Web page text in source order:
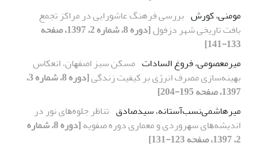
مومنی، کورش بررسی فرهنگ عاشورایی در مراکز تجمع
بافت تاریخی شهر دزفول
[دوره 8، شماره 2، 1397، صفحه
133-141]
میرمعصومی، فروغ السادات ﻣﺴﮑﻦ ﺳﺒﺰ اﺻﻔﻬﺎن، اﻧﻌﮑﺎس
ﺑﻬﯿﻨﻪﺳﺎزی ﻣﺼﺮف اﻧﺮژی ﺑﺮ ﮐﯿﻔﯿﺖ زﻧﺪﮔﯽ
[دوره 8، شماره 3،
1397، صفحه 195-204]
میرهاشمی‌نسب‌آستانه، سیدصادق ﺗﻨﺎﻇﺮ ﺟﻠﻮهﻫﺎی ﻧﻮر در
اﻧدیشهﻫﺎی ﺳﻬﺮوردی و ﻣﻌﻤﺎری دوره ﺻﻔﻮیه
[دوره 8، شماره
2، 1397، صفحه 123-131]